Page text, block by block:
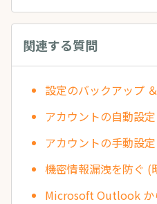
関連する質問
設定のバックアップ
アカウントの自動設定
アカウントの手動設定
機密情報漏洩を防ぐ (
Microsoft Outlook か